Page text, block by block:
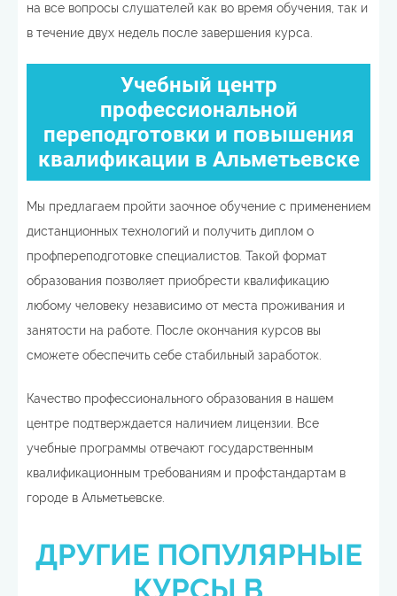
на все вопросы слушателей как во время обучения, так и
в течение двух недель после завершения курса.
Учебный центр
профессиональной
переподготовки и повышения
квалификации в Альметьевске
Мы предлагаем пройти заочное обучение с применением
дистанционных технологий и получить диплом о
профпереподготовке специалистов. Такой формат
образования позволяет приобрести квалификацию
любому человеку независимо от места проживания и
занятости на работе. После окончания курсов вы
сможете обеспечить себе стабильный заработок.
Качество профессионального образования в нашем
центре подтверждается наличием лицензии. Все
учебные программы отвечают государственным
квалификационным требованиям и профстандартам в
городе в Альметьевске.
ДРУГИЕ ПОПУЛЯРНЫЕ